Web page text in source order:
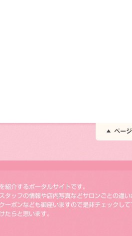
紹介するポータルサイトです。
タッフの情報や店内写真などサロンごとの違い
ポンなども御座いますので是非チェックして
たらと思います。